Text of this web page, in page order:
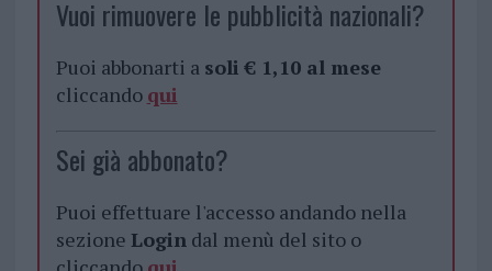
Vuoi rimuovere le pubblicità nazionali?
Puoi abbonarti a soli € 1,10 al mese
cliccando qui
Sei già abbonato?
Puoi effettuare l'accesso andando nella
sezione Logindal menù del sito o